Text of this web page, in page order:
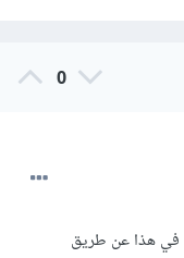
0
في هذا عن طريق